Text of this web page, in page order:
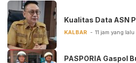
Kualitas Data ASN
KALBAR 11 jam yang lalu
PASPORIA Gaspol